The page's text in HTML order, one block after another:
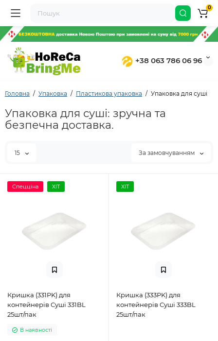
+38 063 786 06 96
0
Головна Упаковка Пластикова упаковка Упаковка для суші
Упаковка для суші: зручна та
безпечна доставка.
15 За замовчуванням
Спецціна ХІТ
Кришка (331PK) для
контейнерів Суші 331BL
25шт/пак
В наявності
ХІТ
Кришка (333PK) для
контейнерів Суші 333BL
25шт/пак